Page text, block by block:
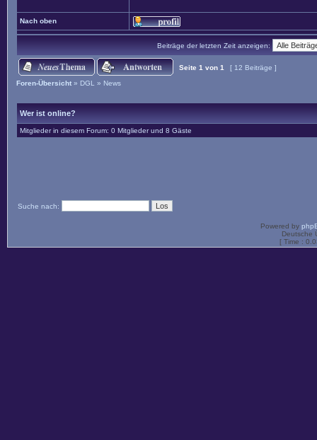
Nach oben
Beiträge der letzten Zeit anzeigen:
Seite 1 von 1
[ 12 Beiträge ]
Foren-Übersicht » DGL » News
Wer ist online?
Mitglieder in diesem Forum: 0 Mitglieder und 8 Gäste
Suche nach:
Powered by
Deutsche
[ Time :